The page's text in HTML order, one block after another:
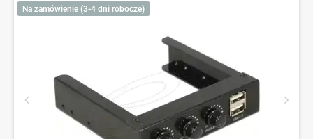
Na zamówienie (3-4 dni robocze)